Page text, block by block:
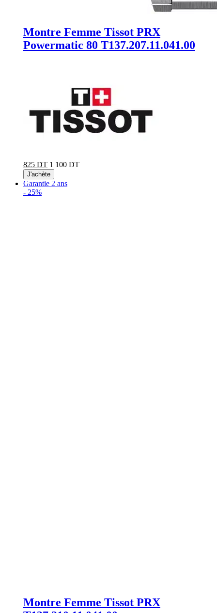
Montre Femme Tissot PRX
Powermatic 80 T137.207.11.041.00
825 DT 1 100 DT
J'achète
Garantie 2 ans
- 25%
Montre Femme Tissot PRX